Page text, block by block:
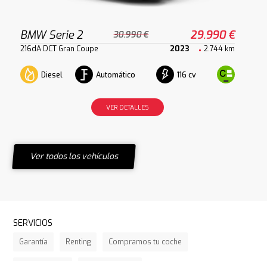
BMW Serie 2 30.990 € 29.990 €
216dA DCT Gran Coupe 2023 2.744 km
Diesel Automático 116 cv
VER DETALLES
Ver todos los vehículos
SERVICIOS
Garantía Renting Compramos tu coche